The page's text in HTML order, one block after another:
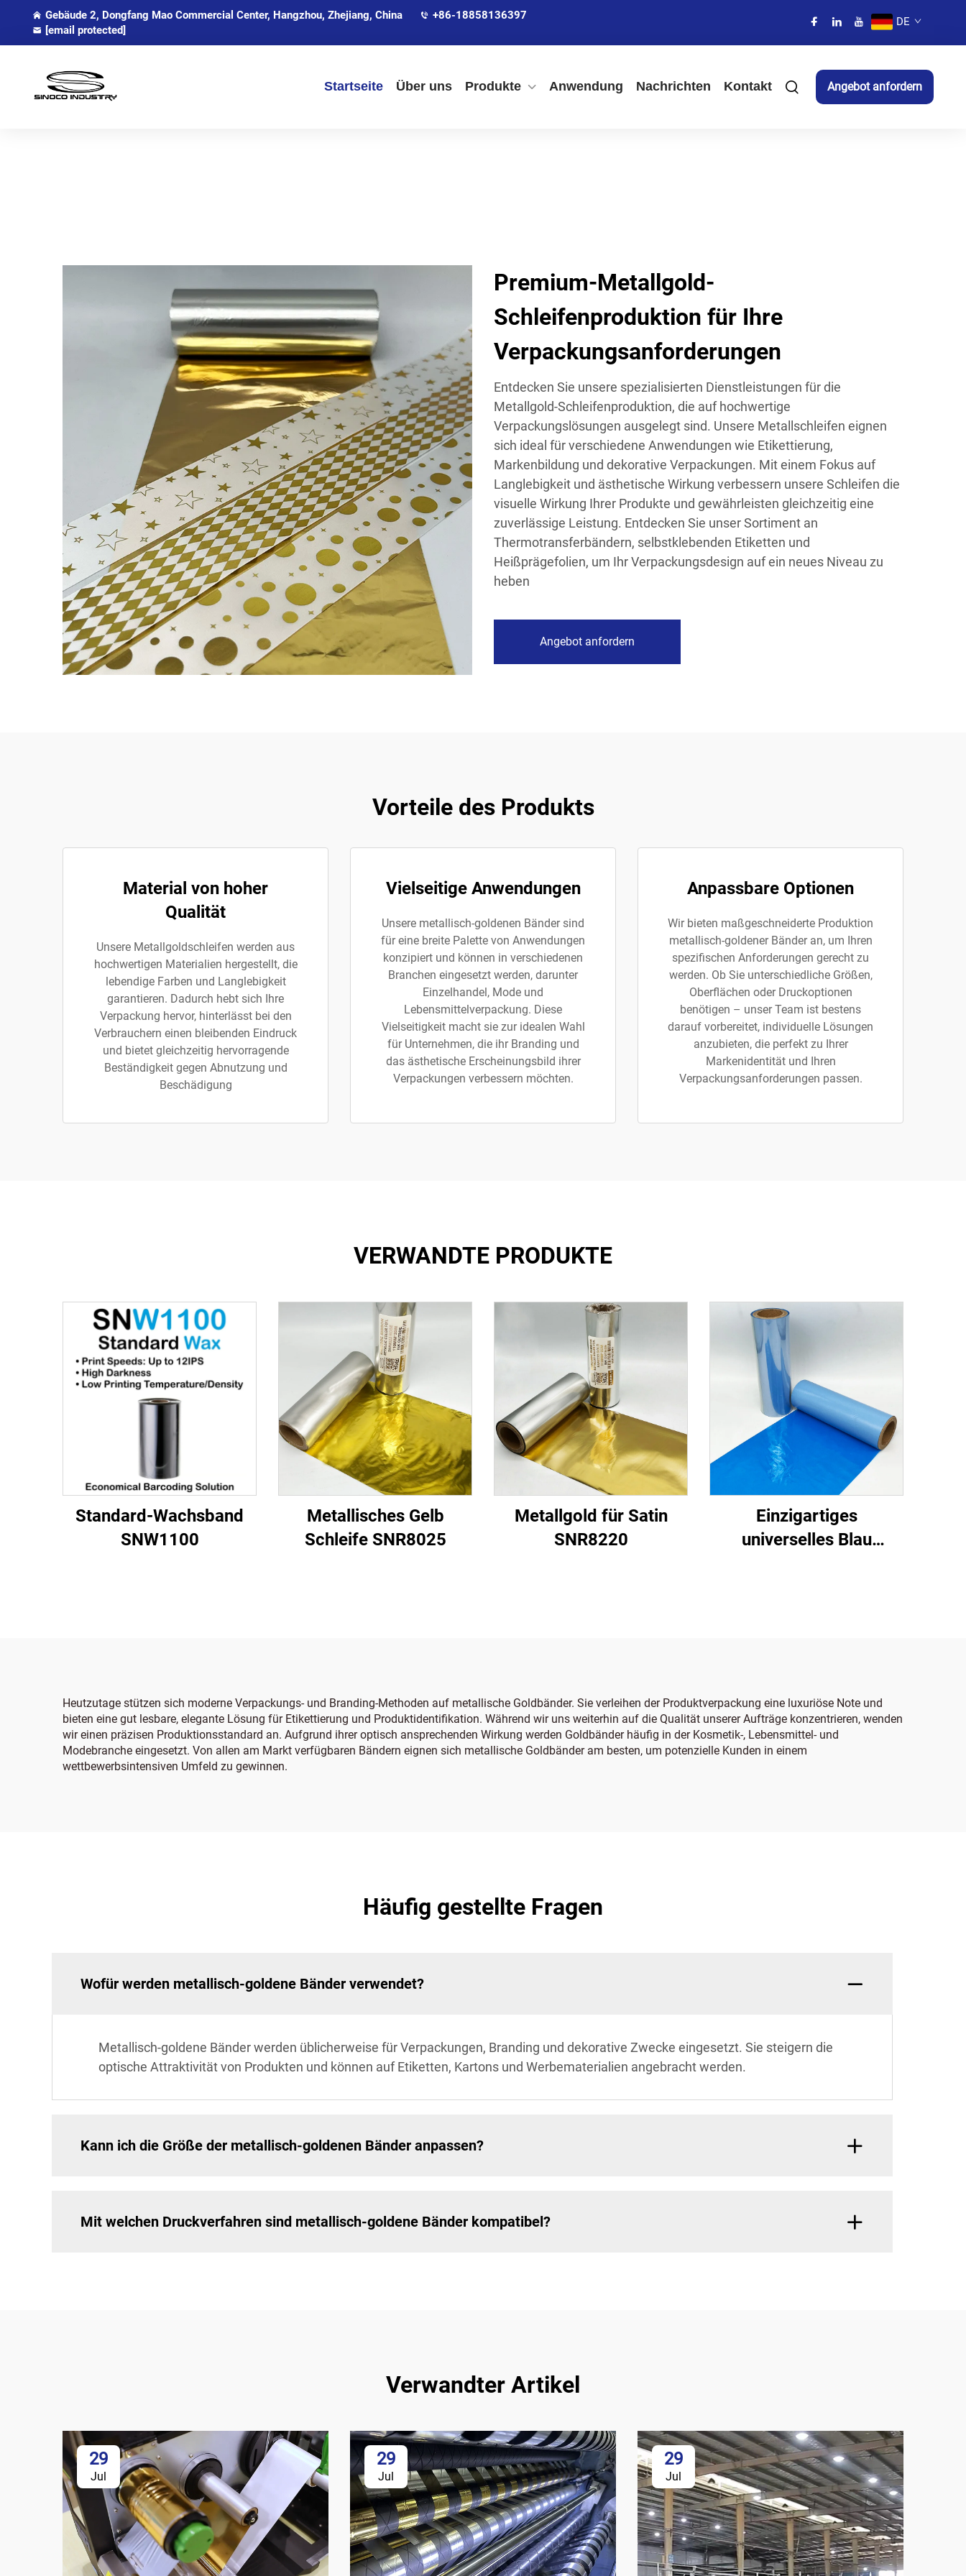
Gebäude 2, Dongfang Mao Commercial Center, Hangzhou, Zhejiang, China
+86-18858136397
[email protected]
DE
Startseite Über uns Produkte Anwendung Nachrichten Kontakt Angebot anfordern
Premium-Metallgold-
Schleifenproduktion für Ihre
Verpackungsanforderungen
Entdecken Sie unsere spezialisierten Dienstleistungen für die
Metallgold-Schleifenproduktion, die auf hochwertige
Verpackungslösungen ausgelegt sind. Unsere Metallschleifen eignen
sich ideal für verschiedene Anwendungen wie Etikettierung,
Markenbildung und dekorative Verpackungen. Mit einem Fokus auf
Langlebigkeit und ästhetische Wirkung verbessern unsere Schleifen die
visuelle Wirkung Ihrer Produkte und gewährleisten gleichzeitig eine
zuverlässige Leistung. Entdecken Sie unser Sortiment an
Thermotransferbändern, selbstklebenden Etiketten und
Heißprägefolien, um Ihr Verpackungsdesign auf ein neues Niveau zu
heben
Angebot anfordern
Vorteile des Produkts
Material von hoher
Qualität
Unsere Metallgoldschleifen werden aus
hochwertigen Materialien hergestellt, die
lebendige Farben und Langlebigkeit
garantieren. Dadurch hebt sich Ihre
Verpackung hervor, hinterlässt bei den
Verbrauchern einen bleibenden Eindruck
und bietet gleichzeitig hervorragende
Beständigkeit gegen Abnutzung und
Beschädigung
Vielseitige Anwendungen
Unsere metallisch-goldenen Bänder sind
für eine breite Palette von Anwendungen
konzipiert und können in verschiedenen
Branchen eingesetzt werden, darunter
Einzelhandel, Mode und
Lebensmittelverpackung. Diese
Vielseitigkeit macht sie zur idealen Wahl
für Unternehmen, die ihr Branding und
das ästhetische Erscheinungsbild ihrer
Verpackungen verbessern möchten.
Anpassbare Optionen
Wir bieten maßgeschneiderte Produktion
metallisch-goldener Bänder an, um Ihren
spezifischen Anforderungen gerecht zu
werden. Ob Sie unterschiedliche Größen,
Oberflächen oder Druckoptionen
benötigen – unser Team ist bestens
darauf vorbereitet, individuelle Lösungen
anzubieten, die perfekt zu Ihrer
Markenidentität und Ihren
Verpackungsanforderungen passen.
VERWANDTE PRODUKTE
Standard-Wachsband
SNW1100
Metallisches Gelb
Schleife SNR8025
Metallgold für Satin
SNR8220
Einzigartiges
universelles Blau
Heutzutage stützen sich moderne Verpackungs- und Branding-Methoden auf metallische Goldbänder. Sie verleihen der Produktverpackung eine luxuriöse Note und
bieten eine gut lesbare, elegante Lösung für Etikettierung und Produktidentifikation. Während wir uns weiterhin auf die Qualität unserer Aufträge konzentrieren, wenden
wir einen präzisen Produktionsstandard an. Aufgrund ihrer optisch ansprechenden Wirkung werden Goldbänder häufig in der Kosmetik-, Lebensmittel- und
Modebranche eingesetzt. Von allen am Markt verfügbaren Bändern eignen sich metallische Goldbänder am besten, um potenzielle Kunden in einem
wettbewerbsintensiven Umfeld zu gewinnen.
Häufig gestellte Fragen
Wofür werden metallisch-goldene Bänder verwendet?
Metallisch-goldene Bänder werden üblicherweise für Verpackungen, Branding und dekorative Zwecke eingesetzt. Sie steigern die
optische Attraktivität von Produkten und können auf Etiketten, Kartons und Werbematerialien angebracht werden.
Kann ich die Größe der metallisch-goldenen Bänder anpassen?
Mit welchen Druckverfahren sind metallisch-goldene Bänder kompatibel?
Verwandter Artikel
29
Jul
29
Jul
29
Jul